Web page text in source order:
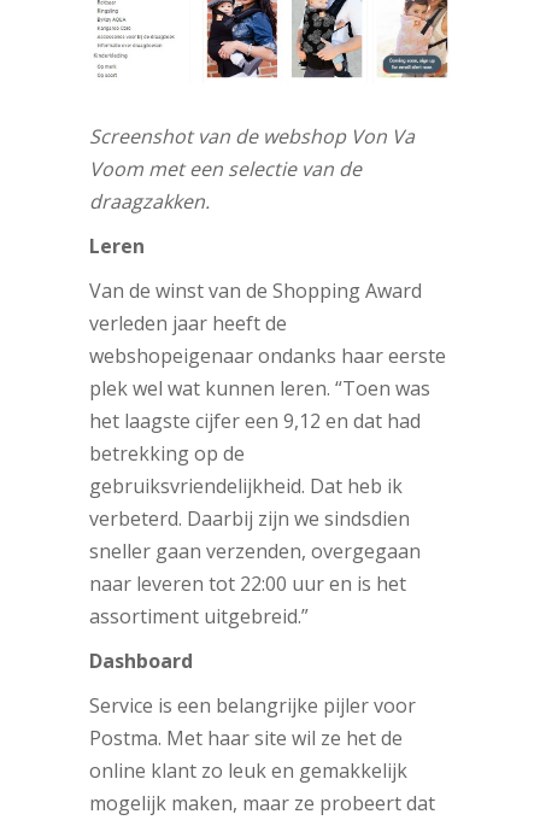
Screenshot van de webshop Von Va
Voom met een selectie van de
draagzakken.
Leren
Van de winst van de Shopping Award
verleden jaar heeft de
webshopeigenaar ondanks haar eerste
plek wel wat kunnen leren. “Toen was
het laagste cijfer een 9,12 en dat had
betrekking op de
gebruiksvriendelijkheid. Dat heb ik
verbeterd. Daarbij zijn we sindsdien
sneller gaan verzenden, overgegaan
naar leveren tot 22:00 uur en is het
assortiment uitgebreid.”
Dashboard
Service is een belangrijke pijler voor
Postma. Met haar site wil ze het de
online klant zo leuk en gemakkelijk
mogelijk maken, maar ze probeert dat